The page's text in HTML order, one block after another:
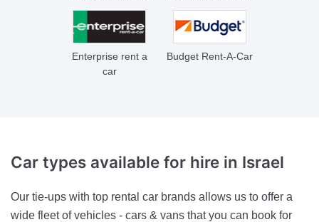
Enterprise rent a
car
Budget Rent-A-Car
Car types available for hire in Israel
Our tie-ups with top rental car brands allows us to offer a
wide fleet of vehicles - cars & vans that you can book for